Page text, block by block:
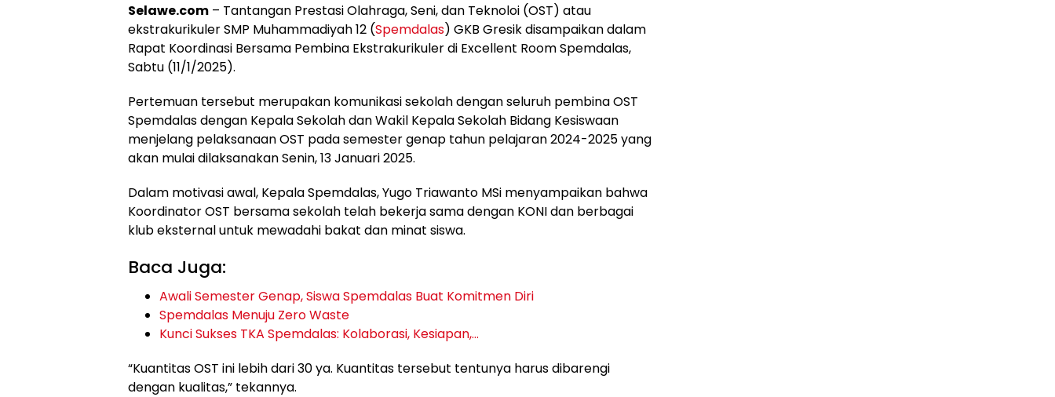
Selawe.com – Tantangan Prestasi Olahraga, Seni, dan Teknoloi (OST) atau
ekstrakurikuler SMP Muhammadiyah 12 (Spemdalas) GKB Gresik disampaikan dalam
Rapat Koordinasi Bersama Pembina Ekstrakurikuler di Excellent Room Spemdalas,
Sabtu (11/1/2025).
Pertemuan tersebut merupakan komunikasi sekolah dengan seluruh pembina OST
Spemdalas dengan Kepala Sekolah dan Wakil Kepala Sekolah Bidang Kesiswaan
menjelang pelaksanaan OST pada semester genap tahun pelajaran 2024-2025 yang
akan mulai dilaksanakan Senin, 13 Januari 2025.
Dalam motivasi awal, Kepala Spemdalas, Yugo Triawanto MSi menyampaikan bahwa
Koordinator OST bersama sekolah telah bekerja sama dengan KONI dan berbagai
klub eksternal untuk mewadahi bakat dan minat siswa.
Baca Juga:
Awali Semester Genap, Siswa Spemdalas Buat Komitmen Diri
Spemdalas Menuju Zero Waste
Kunci Sukses TKA Spemdalas: Kolaborasi, Kesiapan,…
“Kuantitas OST ini lebih dari 30 ya. Kuantitas tersebut tentunya harus dibarengi
dengan kualitas,” tekannya.